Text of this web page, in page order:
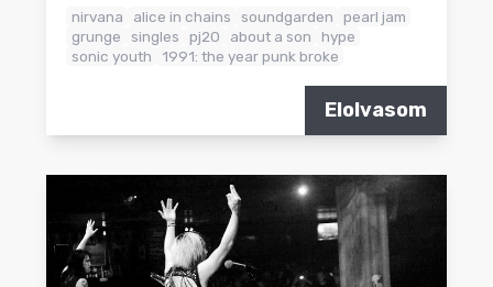
nirvana alice in chains soundgarden
pearl jam
grunge
singles pj20 about a son
hype
sonic youth
1991: the year punk broke
Elolvasom